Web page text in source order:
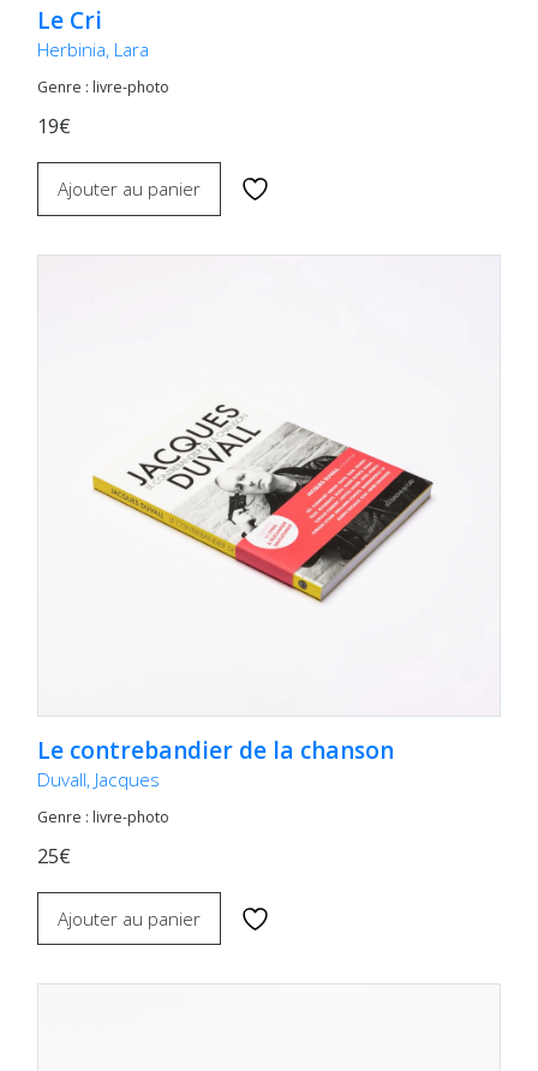
Le Cri
Herbinia, Lara
Genre : livre-photo
19€
Ajouter au panier
Le contrebandier de la chanson
Duvall, Jacques
Genre : livre-photo
25€
Ajouter au panier